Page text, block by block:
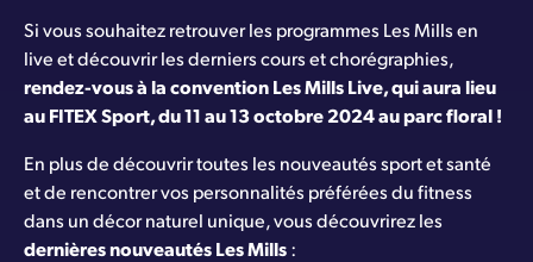
Si vous souhaitez retrouver les programmes Les Mills en
live et découvrir les derniers cours et chorégraphies,
rendez-vous à la convention Les Mills Live, qui aura lieu
au FITEX Sport, du 11 au 13 octobre 2024 au parc floral !
En plus de découvrir toutes les nouveautés sport et santé
et de rencontrer vos personnalités préférées du fitness
dans un décor naturel unique, vous découvrirez les
dernières nouveautés Les Mills: